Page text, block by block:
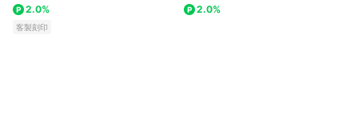
2.0%
客製刻印
2.0%